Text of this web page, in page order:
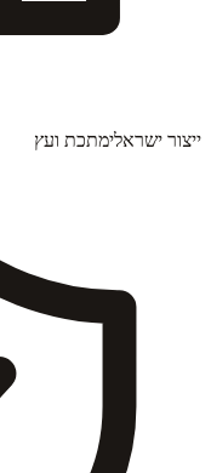
ייצור ישראלימתכת ועץ